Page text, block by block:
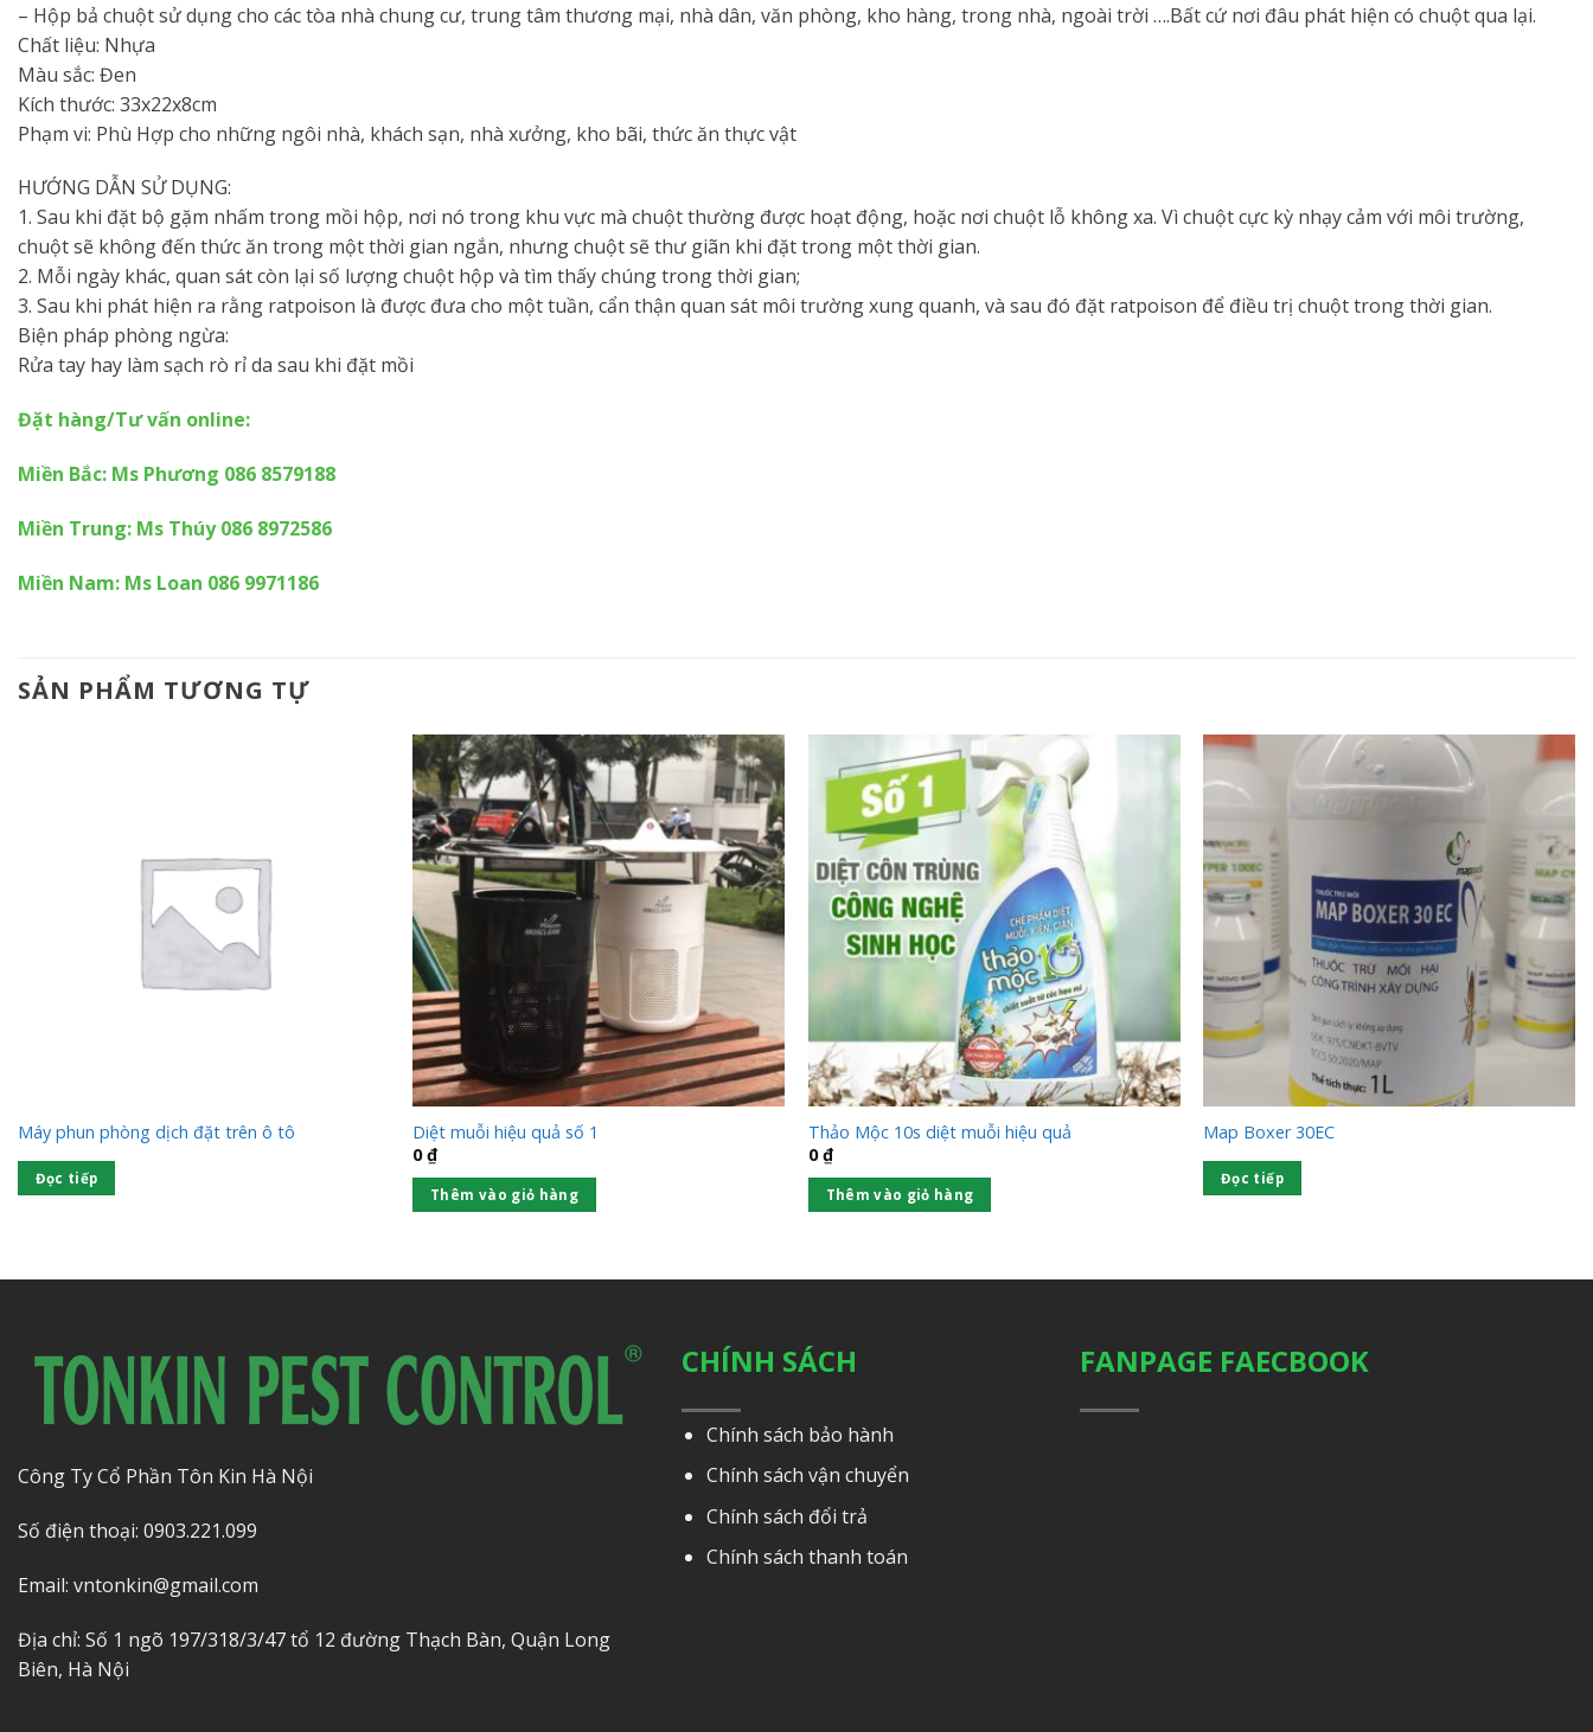
– Hộp bả chuột sử dụng cho các tòa nhà chung cư, trung tâm thương mại, nhà dân, văn phòng, kho hàng, trong nhà, ngoài trời ….Bất cứ nơi đâu phát hiện có chuột qua lại.
Chất liệu: Nhựa
Màu sắc: Đen
Kích thước: 33x22x8cm
Phạm vi: Phù Hợp cho những ngôi nhà, khách sạn, nhà xưởng, kho bãi, thức ăn thực vật
HƯỚNG DẪN SỬ DỤNG:
1. Sau khi đặt bộ gặm nhấm trong mồi hộp, nơi nó trong khu vực mà chuột thường được hoạt động, hoặc nơi chuột lỗ không xa. Vì chuột cực kỳ nhạy cảm với môi trường,
chuột sẽ không đến thức ăn trong một thời gian ngắn, nhưng chuột sẽ thư giãn khi đặt trong một thời gian.
2. Mỗi ngày khác, quan sát còn lại số lượng chuột hộp và tìm thấy chúng trong thời gian;
3. Sau khi phát hiện ra rằng ratpoison là được đưa cho một tuần, cẩn thận quan sát môi trường xung quanh, và sau đó đặt ratpoison để điều trị chuột trong thời gian.
Biện pháp phòng ngừa:
Rửa tay hay làm sạch rò rỉ da sau khi đặt mồi
Đặt hàng/Tư vấn online:
Miền Bắc: Ms Phương 086 8579188
Miền Trung: Ms Thúy 086 8972586
Miền Nam: Ms Loan 086 9971186
SẢN PHẨM TƯƠNG TỰ
Máy phun phòng dịch đặt trên ô tô
Đọc tiếp
Diệt muỗi hiệu quả số 1
0₫
Thêm vào giỏ hàng
Thảo Mộc 10s diệt muỗi hiệu quả
0₫
Thêm vào giỏ hàng
Map Boxer 30EC
Đọc tiếp
Công Ty Cổ Phần Tôn Kin Hà Nội
Số điện thoại: 0903.221.099
Email: vntonkin@gmail.com
Địa chỉ: Số 1 ngõ 197/318/3/47 tổ 12 đường Thạch Bàn, Quận Long
Biên, Hà Nội
CHÍNH SÁCH
Chính sách bảo hành
Chính sách vận chuyển
Chính sách đổi trả
Chính sách thanh toán
FANPAGE FAECBOOK